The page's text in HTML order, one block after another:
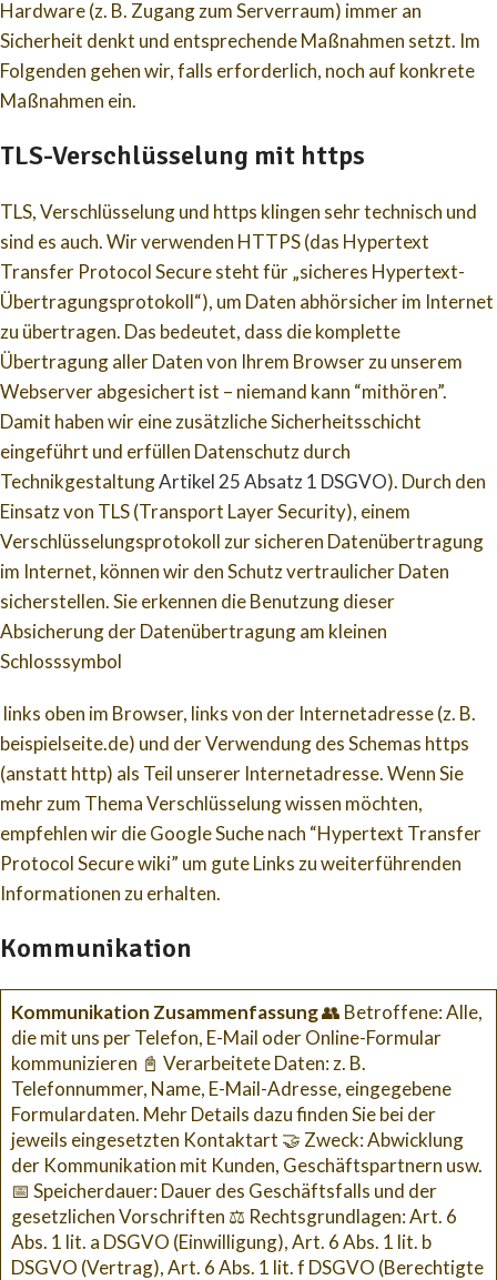
Hardware (z. B. Zugang zum Serverraum) immer an
Sicherheit denkt und entsprechende Maßnahmen setzt. Im
Folgenden gehen wir, falls erforderlich, noch auf konkrete
Maßnahmen ein.
TLS-Verschlüsselung mit https
TLS, Verschlüsselung und https klingen sehr technisch und
sind es auch. Wir verwenden HTTPS (das Hypertext
Transfer Protocol Secure steht für „sicheres Hypertext-
Übertragungsprotokoll“), um Daten abhörsicher im Internet
zu übertragen. Das bedeutet, dass die komplette
Übertragung aller Daten von Ihrem Browser zu unserem
Webserver abgesichert ist – niemand kann “mithören”.
Damit haben wir eine zusätzliche Sicherheitsschicht
eingeführt und erfüllen Datenschutz durch
TechnikgestaltungArtikel 25 Absatz 1 DSGVO). Durch den
Einsatz von TLS (Transport Layer Security), einem
Verschlüsselungsprotokoll zur sicheren Datenübertragung
im Internet, können wir den Schutz vertraulicher Daten
sicherstellen. Sie erkennen die Benutzung dieser
Absicherung der Datenübertragung am kleinen
Schlosssymbol
links oben im Browser, links von der Internetadresse (z. B.
beispielseite.de) und der Verwendung des Schemas https
(anstatt http) als Teil unserer Internetadresse. Wenn Sie
mehr zum Thema Verschlüsselung wissen möchten,
empfehlen wir die Google Suche nach “Hypertext Transfer
Protocol Secure wiki” um gute Links zu weiterführenden
Informationen zu erhalten.
Kommunikation
Kommunikation Zusammenfassung👥 Betroffene: Alle,
die mit uns per Telefon, E-Mail oder Online-Formular
kommunizieren 📓 Verarbeitete Daten: z. B.
Telefonnummer, Name, E-Mail-Adresse, eingegebene
Formulardaten. Mehr Details dazu finden Sie bei der
jeweils eingesetzten Kontaktart 🤝 Zweck: Abwicklung
der Kommunikation mit Kunden, Geschäftspartnern usw.
📅 Speicherdauer: Dauer des Geschäftsfalls und der
gesetzlichen Vorschriften ⚖️ Rechtsgrundlagen: Art. 6
Abs. 1 lit. a DSGVO (Einwilligung), Art. 6 Abs. 1 lit. b
DSGVO (Vertrag), Art. 6 Abs. 1 lit. f DSGVO (Berechtigte